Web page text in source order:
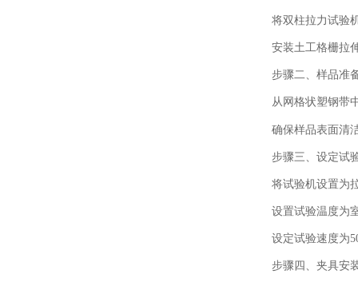
将双柱拉力试验
安装土工格栅拉
步骤二、 样品准
从网格状塑钢带
确保样品表面清
步骤三、 设定试
将试验机设置为
设置试验温度为
设定试验速度为
步骤四、 夹具安